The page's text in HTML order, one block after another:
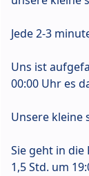
Jede 2-3
Uns ist
00:00 Uhr es
Unsere kleine
Sie geht in
1,5 Std. um